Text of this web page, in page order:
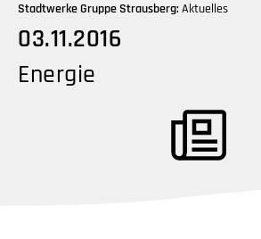
Tabulatorentaste:
Überspringen
der
Hauptnavigation
Stadtwerke Gruppe Strausberg: Aktuelles
03.11.2016
Energie